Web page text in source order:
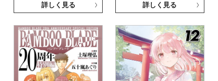
詳しく見る 詳しく見る